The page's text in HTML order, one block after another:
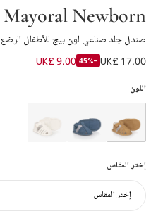
Mayoral Newborn
صندل جلد صناعي لون بيج للأطفال الرضع
UK£ 17.00
-45%
UK£ 9.00
اللون
إختر المقاس
إختر المقاس